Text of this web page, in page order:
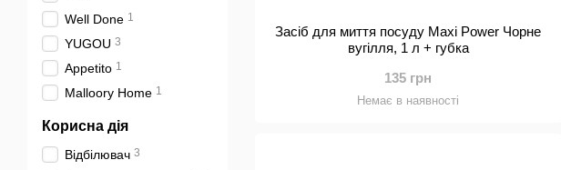
Засіб для миття посуду Maxi Power Чорне
вугілля, 1 л + губка
135 грн
Немає в наявності
Well Done 1
YUGOU 3
Аppetito 1
Malloory Home 1
Корисна дія
Відбілювач 3